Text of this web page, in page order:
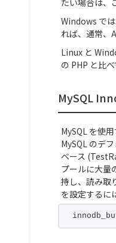
たい場合は、
Windows で
れば、通常、
Linux と
の PHP と比
MySQL
MySQL を使
MySQL のデ
ベース
プールに大量
持し、読み取
を設定するに